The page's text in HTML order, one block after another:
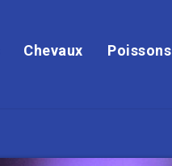
Chevaux Poissons